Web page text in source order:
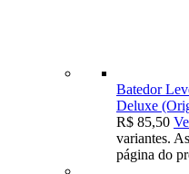
Batedor
Deluxe
R$ 85,50
variantes.
página do